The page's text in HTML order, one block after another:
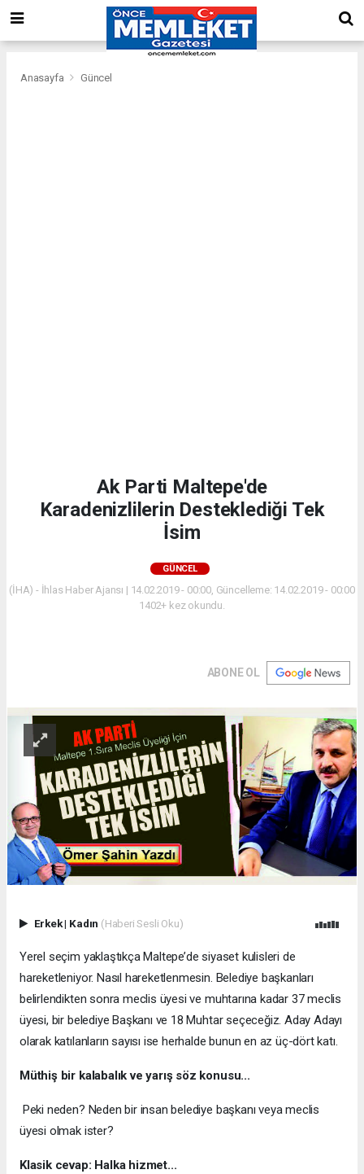
Anasayfa Güncel
Ak Parti Maltepe'de
Karadenizlilerin Desteklediği Tek
İsim
GÜNCEL
(İHA) - İhlas Haber Ajansı | 14.02.2019 - 00:00, Güncelleme: 14.02.2019 - 00:00
1402+ kez okundu.
ABONE OL
Erkek| Kadın (Haberi Sesli Oku)
Yerel seçim yaklaştıkça Maltepe’de siyaset kulisleri de
hareketleniyor. Nasıl hareketlenmesin. Belediye başkanları
belirlendikten sonra meclis üyesi ve muhtarına kadar 37 meclis
üyesi, bir belediye Başkanı ve 18 Muhtar seçeceğiz. Aday Adayı
olarak katılanların sayısı ise herhalde bunun en az üç-dört katı.
Müthiş bir kalabalık ve yarış söz konusu...
Peki neden? Neden bir insan belediye başkanı veya meclis
üyesi olmak ister?
Klasik cevap: Halka hizmet...